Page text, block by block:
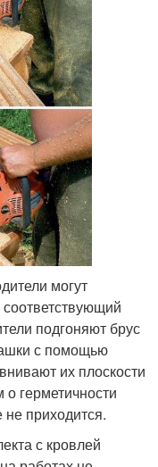
могут
подгоняют брус
с помощью
их плоскости
герметичности
приходится.
с кровлей